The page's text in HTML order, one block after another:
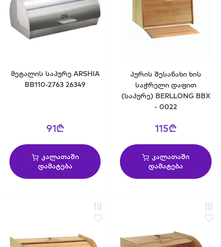
მეტალის საპურე ARSHIA
BB110-2763 26349
91₾
კალათაში
დამატება
პურის შესანახი ხის
საჭრელი დაფით
(საპურე) BERLLONG BBX
- 0022
115₾
კალათაში
დამატება